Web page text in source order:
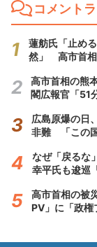
コメント
蓮舫氏「止め
然」 高市首相
高市首相の熊
閣広報官「51
広島原爆の日
非難 「この国
なぜ「戻るな
幸平氏も逡巡
高市首相の被
PV」に「政権